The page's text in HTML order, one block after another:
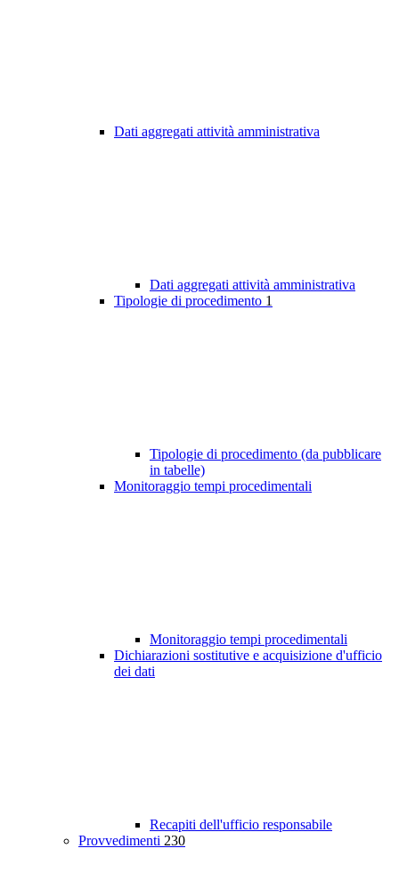
Dati aggregati attività amministrativa
Dati aggregati attività amministrativa
Tipologie di procedimento 1
Tipologie di procedimento (da pubblicare
in tabelle)
Monitoraggio tempi procedimentali
Monitoraggio tempi procedimentali
Dichiarazioni sostitutive e acquisizione d'ufficio
dei dati
Recapiti dell'ufficio responsabile
Provvedimenti 230